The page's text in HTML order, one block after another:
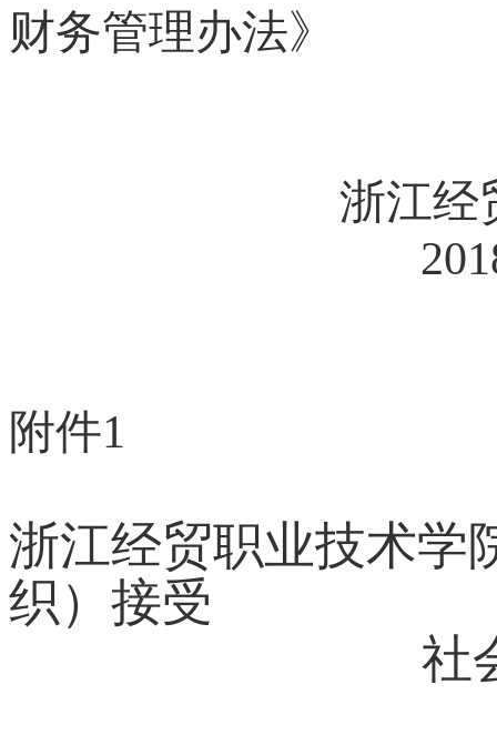
财务管理办法》
浙江经
附件1
浙江经贸职业技术学
织）接受
社会捐赠